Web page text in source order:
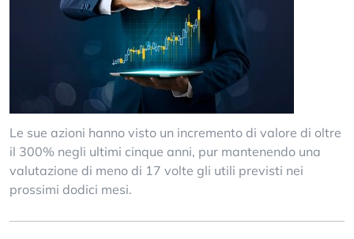
Le sue azioni hanno visto un incremento di valore di oltre
il 300% negli ultimi cinque anni, pur mantenendo una
valutazione di meno di 17 volte gli utili previsti nei
prossimi dodici mesi.